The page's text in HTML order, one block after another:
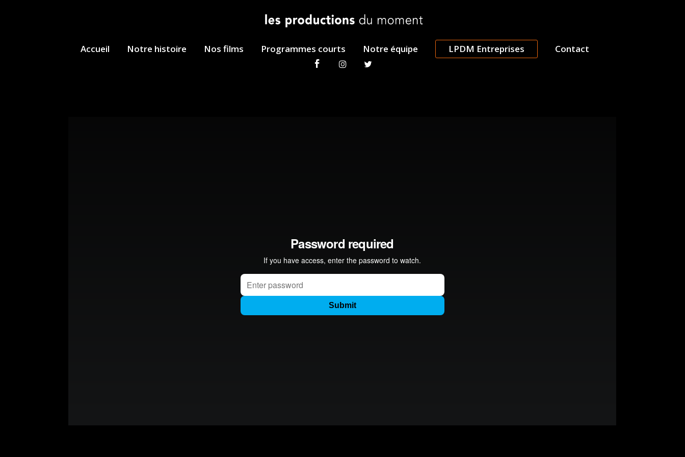
Accueil Notre histoire Nos films Programmes courts Notre équipe LPDM Entreprises Contact